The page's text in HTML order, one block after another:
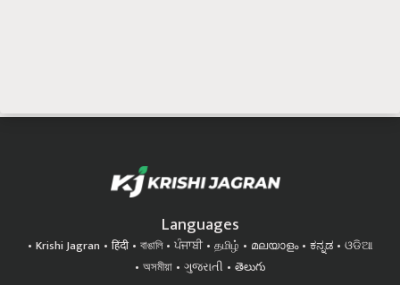
Languages
Krishi Jagran हिंदी বাঙালি ਪੰਜਾਬੀ தமிழ் മലയാളം ಕನ್ನಡ
ଓଡିଆ
অসমীয়া
ગુજરાતી తెలుగు